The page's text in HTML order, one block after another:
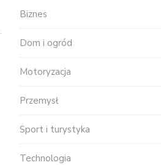
Biznes
Dom i ogród
Motoryzacja
Przemysł
Sport i turystyka
Technologia